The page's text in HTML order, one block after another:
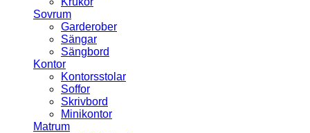
Sovrum
Garderober
Sängar
Sängbord
Kontor
Kontorsstolar
Soffor
Skrivbord
Minikontor
Matrum